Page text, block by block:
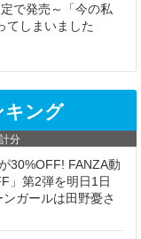
で発売～「今の私
てしまいました
キング
分
30%OFF! FANZA動
」第2弾を明日1日
ガールは田野憂さ